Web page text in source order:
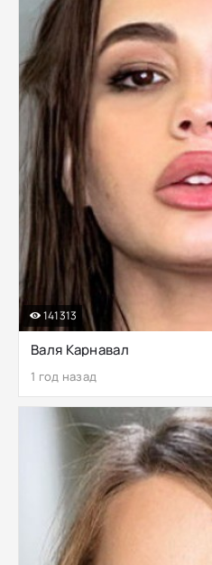
Валя Карнавал
1 год назад
141313